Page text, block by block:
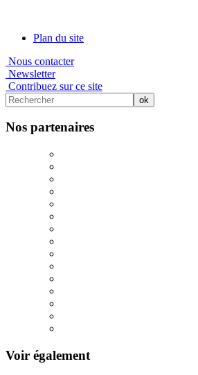
Plan du site
Nous contacter
Newsletter
Contribuez sur ce site
Nos partenaires
Voir également